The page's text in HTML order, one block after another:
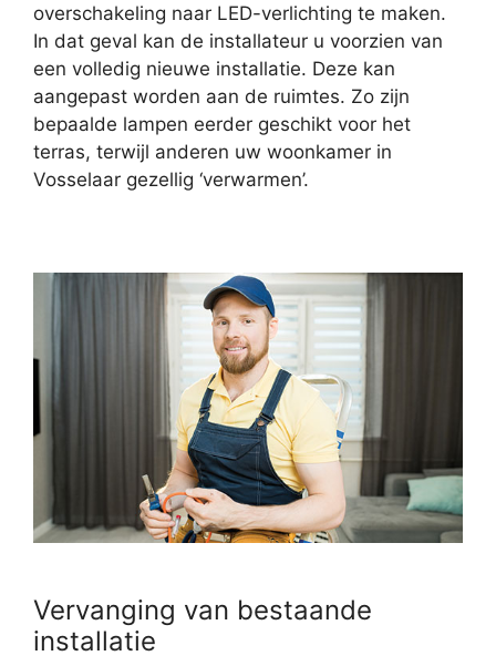
overschakeling naar LED-verlichting te maken.
In dat geval kan de installateur u voorzien van
een volledig nieuwe installatie. Deze kan
aangepast worden aan de ruimtes. Zo zijn
bepaalde lampen eerder geschikt voor het
terras, terwijl anderen uw woonkamer in
Vosselaar gezellig ‘verwarmen’.
Vervanging van bestaande
installatie